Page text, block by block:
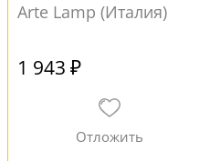
Arte Lamp (Италия)
1 943 ₽